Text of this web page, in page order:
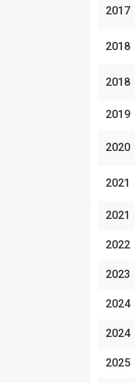
2017
2018
2018
2019
2020
2021
2021
2022
2023
2024
2024
2025
2017
2018
2018
2019
2020
2021
2021
2022
2023
2024
2024
2025